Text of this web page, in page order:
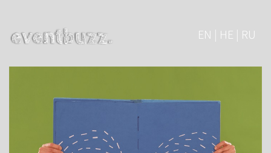
EN | HE | RU